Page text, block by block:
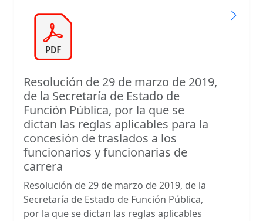
Resolución de 29 de marzo de 2019,
de la Secretaría de Estado de
Función Pública, por la que se
dictan las reglas aplicables para la
concesión de traslados a los
funcionarios y funcionarias de
carrera
Resolución de 29 de marzo de 2019, de la
Secretaría de Estado de Función Pública,
por la que se dictan las reglas aplicables